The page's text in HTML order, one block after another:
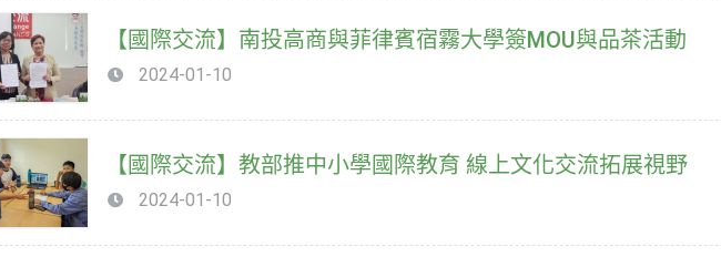
【國際交流】南投高商與菲律賓宿霧大學簽MOU與品茶活動
2024-01-10
【國際交流】教部推中小學國際教育 線上文化交流拓展視野
2024-01-10